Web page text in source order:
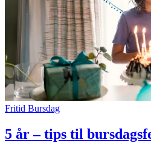
Fritid Bursdag
5 år – tips til